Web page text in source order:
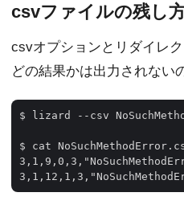
csvファイルの残し
csvオプションとリダイレ
どの結果かは出力されない
$ lizard --csv
$ cat